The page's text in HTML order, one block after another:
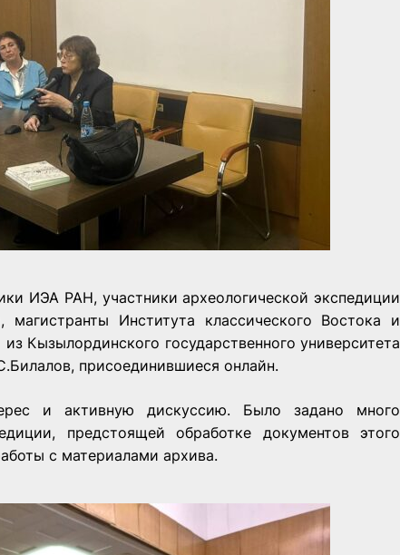
ИЭА РАН, участники археологической экспедиции
магистранты Института классического Востока и
Кызылординского государственного университета
присоединившиеся онлайн.
и активную дискуссию. Было задано много
предстоящей обработке документов этого
с материалами архива.